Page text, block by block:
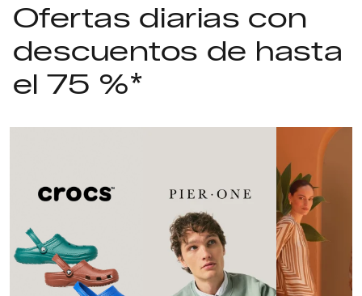
Ofertas diarias con
descuentos de hasta
el 75 %*